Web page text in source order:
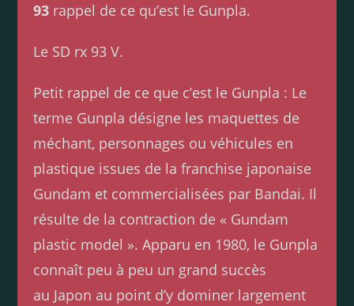
93 rappel de ce qu’est le Gunpla.
Le SD rx 93 V.
Petit rappel de ce que c’est le Gunpla : Le
terme Gunpla désigne les maquettes de
méchant, personnages ou véhicules en
plastique issues de la franchise japonaise
Gundam et commercialisées par Bandai. Il
résulte de la contraction de « Gundam
plastic model ». Apparu en 1980, le Gunpla
connaît peu à peu un grand succès
au Japon au point d’y dominer largement